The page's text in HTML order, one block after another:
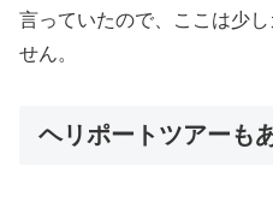
言っていたので、ここは少
せん。
ヘリポートツアーも